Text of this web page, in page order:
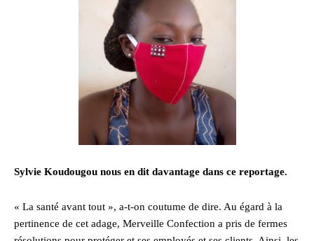
Sylvie Koudougou nous en dit davantage dans ce reportage.
« La santé avant tout », a-t-on coutume de dire. Au égard à la
pertinence de cet adage, Merveille Confection a pris de fermes